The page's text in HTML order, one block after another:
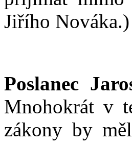
Jiřího
Poslanec
Mnohokrát v
zákony by